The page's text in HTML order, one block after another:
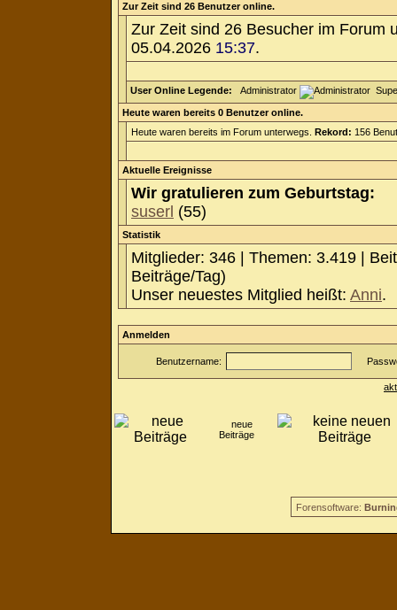
Zur Zeit sind 26 Benutzer online.
Zur Zeit sind 26 Besucher im Forum
05.04.2026 15:37.
User Online Legende: Administrator
Heute waren bereits 0 Benutzer online.
Heute waren bereits im Forum unterwegs. Rekord: 156
Aktuelle Ereignisse
Wir gratulieren zum Geburtstag:
suserl (55)
Statistik
Mitglieder: 346 | Themen: 3.419 |
Beiträge/Tag)
Unser neuestes Mitglied heißt: Anni.
Anmelden
Benutzername:
neue
Beiträge
Forensoftware: